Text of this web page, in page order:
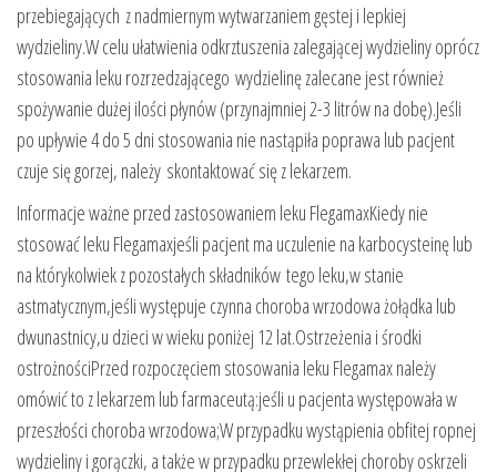
przebiegających z nadmiernym wytwarzaniem gęstej i lepkiej
wydzieliny.W celu ułatwienia odkrztuszenia zalegającej wydzieliny oprócz
stosowania leku rozrzedzającego wydzielinę zalecane jest również
spożywanie dużej ilości płynów (przynajmniej 2-3 litrów na dobę).Jeśli
po upływie 4 do 5 dni stosowania nie nastąpiła poprawa lub pacjent
czuje się gorzej, należy skontaktować się z lekarzem.
Informacje ważne przed zastosowaniem leku FlegamaxKiedy nie
stosować leku Flegamaxjeśli pacjent ma uczulenie na karbocysteinę lub
na którykolwiek z pozostałych składników tego leku,w stanie
astmatycznym,jeśli występuje czynna choroba wrzodowa żołądka lub
dwunastnicy,u dzieci w wieku poniżej 12 lat.Ostrzeżenia i środki
ostrożnościPrzed rozpoczęciem stosowania leku Flegamax należy
omówić to z lekarzem lub farmaceutą:jeśli u pacjenta występowała w
przeszłości choroba wrzodowa;W przypadku wystąpienia obfitej ropnej
wydzieliny i gorączki, a także w przypadku przewlekłej choroby oskrzeli